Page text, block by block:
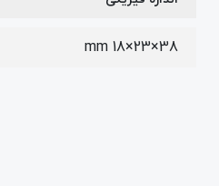
38×23×18 mm